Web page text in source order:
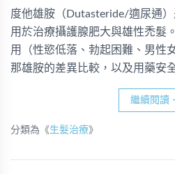
度他雄胺（Dutasteride/適尿通
用於治療攝護腺肥大與雄性禿髮
用（性慾低落、勃起困難、男性
那雄胺的差異比較，以及用藥安
繼續閱讀
分類為《生髮治療》